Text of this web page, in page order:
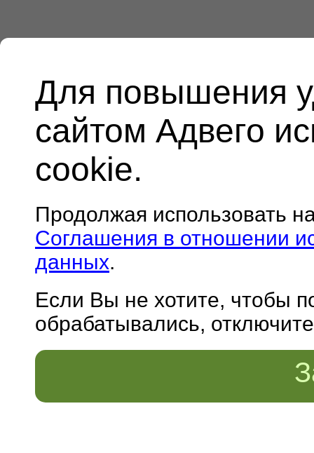
Для повышения
сайтом Адвего
cookie.
Продолжая использовать
Соглашения в отношении
данных.
Если Вы не хотите, чтобы
обрабатывались,